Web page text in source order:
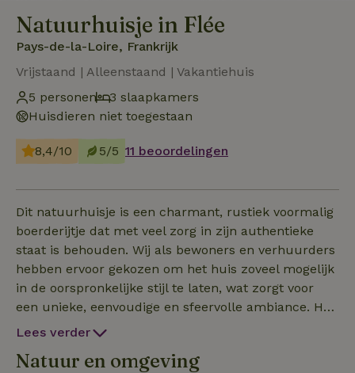
Natuurhuisje in Flée
Pays-de-la-Loire, Frankrijk
Vrijstaand | Alleenstaand | Vakantiehuis
5 personen
3 slaapkamers
Huisdieren niet toegestaan
8,4/10 5/5 11 beoordelingen
Dit natuurhuisje is een charmant, rustiek voormalig
boerderijtje dat met veel zorg in zijn authentieke
staat is behouden. Wij als bewoners en verhuurders
hebben ervoor gekozen om het huis zoveel mogelijk
in de oorspronkelijke stijl te laten, wat zorgt voor
een unieke, eenvoudige en sfeervolle ambiance. Het
is gebouwd in de 19e eeuw en volledig gerenoveerd
balken en oude vloertegels zijn zorgvuldig hersteld
Lees verder
Natuur en omgeving